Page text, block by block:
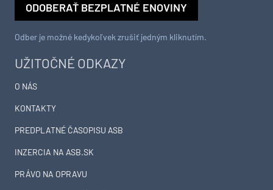
UŽITOČNÉ ODKAZY
O NÁS
KONTAKTY
PREDPLATNÉ ČASOPISU ASB
INZERCIA NA ASB.SK
PRÁVO NA OPRAVU
ODOBERAŤ BEZPLATNÉ ENOVINY
Odber je možné kedykoľvek zrušiť jedným kliknutím.